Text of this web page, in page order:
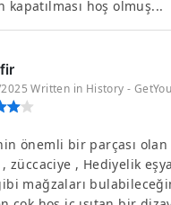
kapatılması hoş olmuş...
Written in History -
önemli bir parçası olan
züccaciye , Hediyelik
mağzaları